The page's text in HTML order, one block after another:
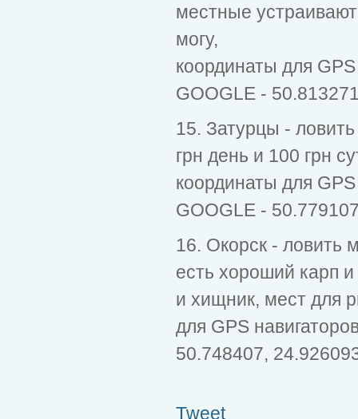
местные
могу,
координаты для
GOOGLE -
15. Затурцы -
грн день и 100 грн
координаты для
GOOGLE -
16. Окорск - ловить
есть хороший карп
и хищник, мест для
для GPS
50.748407,
Tweet